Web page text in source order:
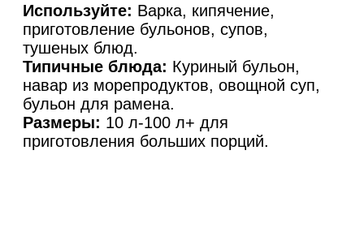
Используйте: Варка, кипячение,
приготовление бульонов, супов,
тушеных блюд.
Типичные блюда: Куриный бульон,
навар из морепродуктов, овощной суп,
бульон для рамена.
Размеры: 10 л-100 л+ для
приготовления больших порций.